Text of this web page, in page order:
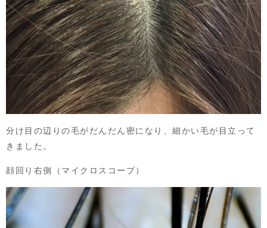
分け目の辺りの毛がだんだん密になり、細かい毛が目立って
きました。
顔回り右側（マイクロスコープ）